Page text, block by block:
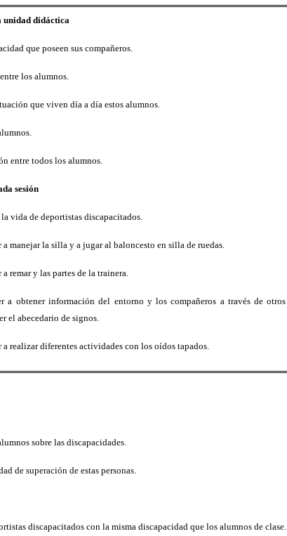
unidad didáctica
que poseen sus compañeros.
los alumnos.
que viven día a día estos alumnos.
entre todos los alumnos.
sesión
vida de deportistas discapacitados.
a manejar la silla y a jugar al baloncesto en silla de ruedas.
remar y las partes de la trainera.
a obtener información del entorno y los compañeros a través de otros
el abecedario de signos.
a realizar diferentes actividades con los oídos tapados.
sobre las discapacidades.
de superación de estas personas.
discapacitados con la misma discapacidad que los alumnos de clase.